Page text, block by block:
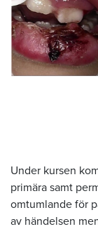
Under kursen
primära samt
omtumlande för
av händelsen